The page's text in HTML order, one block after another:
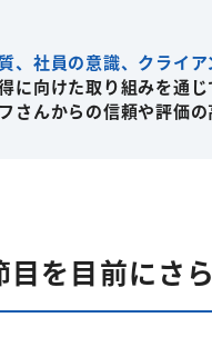
、社員の意識、クライ
に向けた取り組みを通
さんからの信頼や評価の
を目前にさ